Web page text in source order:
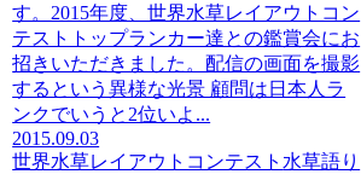
す。2015年度、世界水草レイアウトコン
テストトップランカー達との鑑賞会にお
招きいただきました。配信の画面を撮影
するという異様な光景 顧問は日本人ラ
ンクでいうと2位いよ...
2015.09.03
世界水草レイアウトコンテスト 水草語り